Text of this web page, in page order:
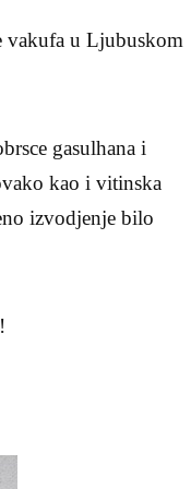
vakufa u Ljubuskom
gasulhana i
kao i vitinska
izvodjenje bilo